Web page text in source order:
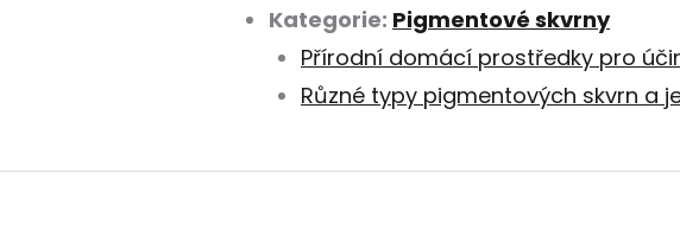
Kategorie: Pigmentové skvrny
Přírodní domácí prostředky pro
Různé typy pigmentových skvrn a